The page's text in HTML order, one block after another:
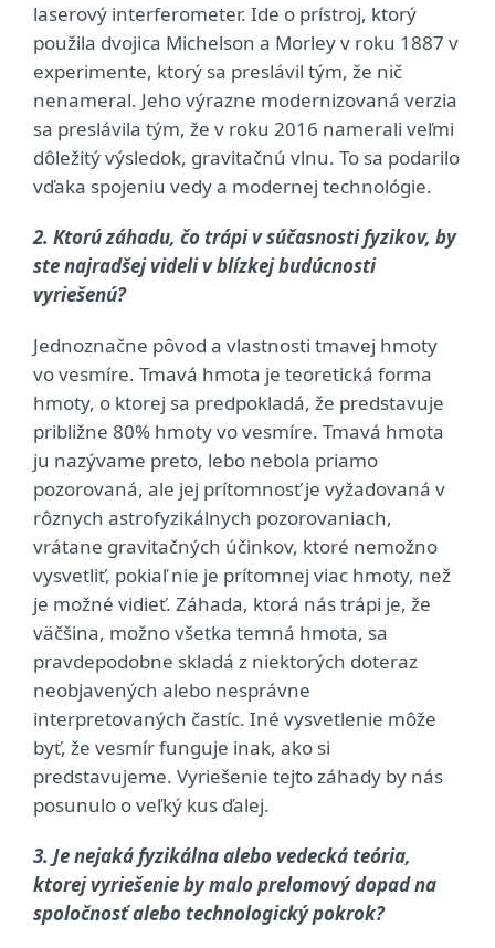
laserový interferometer. Ide o prístroj, ktorý
použila dvojica Michelson a Morley v roku 1887 v
experimente, ktorý sa preslávil tým, že nič
nenameral. Jeho výrazne modernizovaná verzia
sa preslávila tým, že v roku 2016 namerali veľmi
dôležitý výsledok, gravitačnú vlnu. To sa podarilo
vďaka spojeniu vedy a modernej technológie.
2. Ktorú záhadu, čo trápi v súčasnosti fyzikov, by
ste najradšej videli v blízkej budúcnosti
vyriešenú?
Jednoznačne pôvod a vlastnosti tmavej hmoty
vo vesmíre. Tmavá hmota je teoretická forma
hmoty, o ktorej sa predpokladá, že predstavuje
približne 80% hmoty vo vesmíre. Tmavá hmota
ju nazývame preto, lebo nebola priamo
pozorovaná, ale jej prítomnosť je vyžadovaná v
rôznych astrofyzikálnych pozorovaniach,
vrátane gravitačných účinkov, ktoré nemožno
vysvetliť, pokiaľ nie je prítomnej viac hmoty, než
je možné vidieť. Záhada, ktorá nás trápi je, že
väčšina, možno všetka temná hmota, sa
pravdepodobne skladá z niektorých doteraz
neobjavených alebo nesprávne
interpretovaných častíc. Iné vysvetlenie môže
byť, že vesmír funguje inak, ako si
predstavujeme. Vyriešenie tejto záhady by nás
posunulo o veľký kus ďalej.
3. Je nejaká fyzikálna alebo vedecká teória,
ktorej vyriešenie by malo prelomový dopad na
spoločnosť alebo technologický pokrok?